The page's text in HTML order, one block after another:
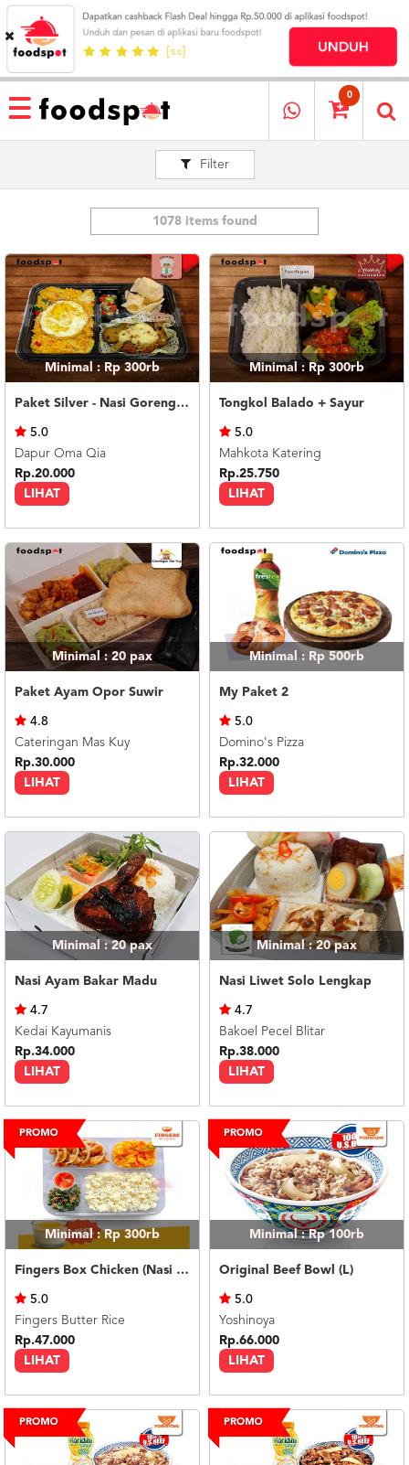
HOME
MENU
RESTAURANT
MEREKA
KATALOG
LOYALTY
PROGRAM
ABOUT
BLOG
TERMS
CENTER
021
5091
3494
LOGIN
DAFTAR
0
Filter
1078 items found
Minimal : Rp 300rb
Paket Silver - Nasi Goreng Nanas Geprek Mozza
LIHAT
5.0
Dapur Oma Qia
Rp.20.000
Minimal : Rp 300rb
Tongkol Balado + Sayur
LIHAT
5.0
Mahkota Katering
Rp.25.750
Minimal : 20pax
Paket Ayam Opor Suwir
LIHAT
4.8
Cateringan Mas Kuy
Rp.30.000
Minimal : Rp 500rb
My Paket 2
LIHAT
5.0
Domino's Pizza
Rp.32.000
Minimal : 20pax
Nasi Ayam Bakar Madu
LIHAT
4.7
Kedai Kayumanis
Rp.34.000
Minimal : 20pax
Nasi Liwet Solo Lengkap
LIHAT
4.7
Bakoel Pecel Blitar
Rp.38.000
Minimal : Rp 300rb
Fingers Box Chicken (Nasi Putih) Silky Pudding
LIHAT
5.0
Fingers Butter Rice
Rp.47.000
Minimal : Rp 100rb
Original Beef Bowl (L)
LIHAT
5.0
Yoshinoya
Rp.66.000